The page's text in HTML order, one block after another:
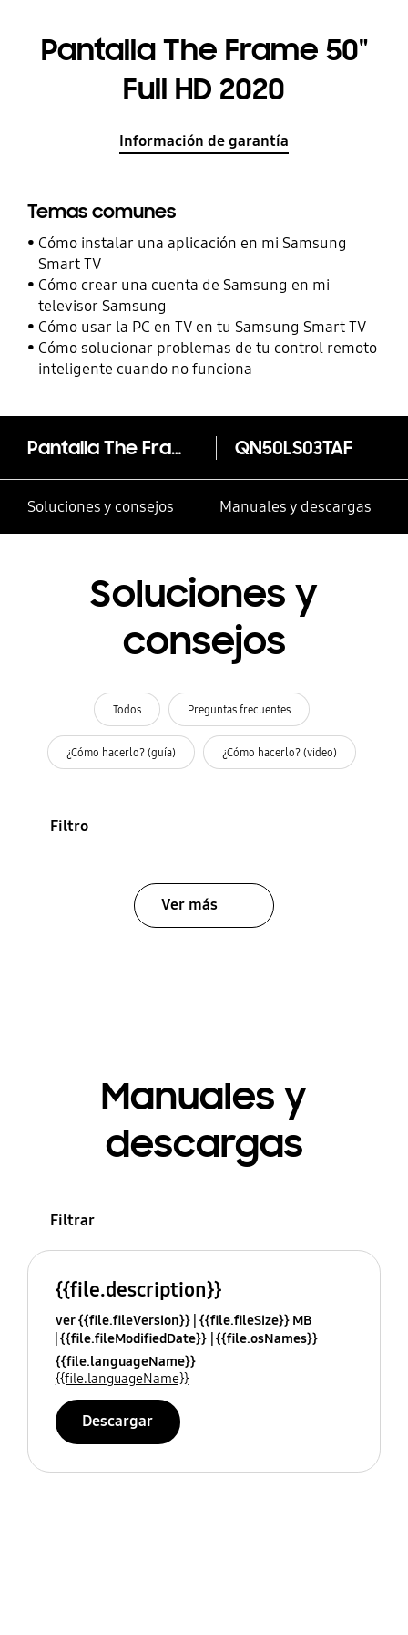
Pantalla The Frame 50"
Full HD 2020
Información de garantía
Temas comunes
Cómo instalar una aplicación en mi Samsung
Smart TV
Cómo crear una cuenta de Samsung en mi
televisor Samsung
Cómo usar la PC en TV en tu Samsung Smart TV
Cómo solucionar problemas de tu control remoto
inteligente cuando no funciona
Pantalla The Frame 50" Full HD 2020 QN50LS03TAF
Soluciones y consejos Manuales y descargas
Soluciones y
consejos
Todos Preguntas frecuentes
¿Cómo hacerlo? (guía) ¿Cómo hacerlo? (video)
Filtro
Ver más
Manuales y
descargas
Filtrar
{{file.description}}
ver {{file.fileVersion}} {{file.fileSize}} MB
{{file.fileModifiedDate}} {{file.osNames}}
{{file.languageName}}
{{file.languageName}}
Descargar